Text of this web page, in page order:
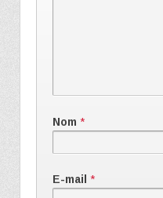
Nom *
E-mail *